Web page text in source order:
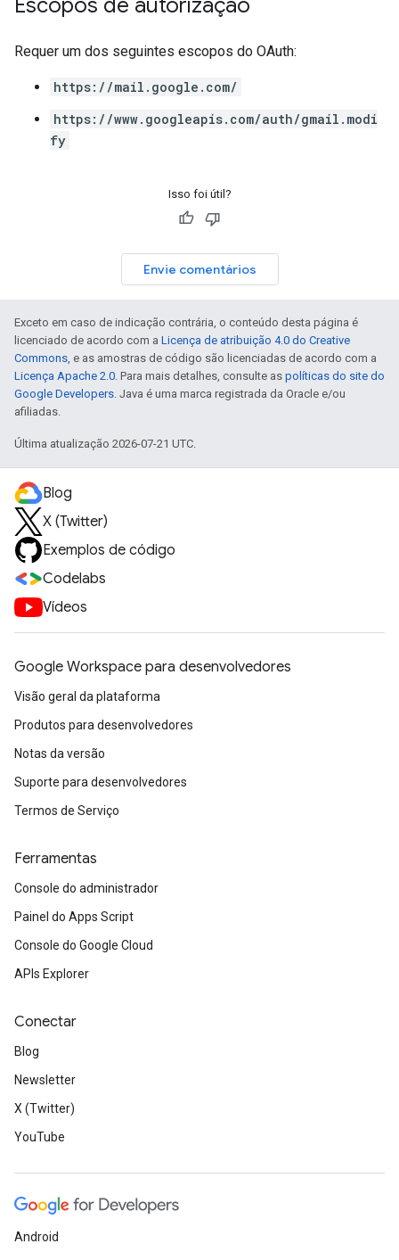
Escopos de autorização
Requer um dos seguintes escopos do OAuth:
https://mail.google.com/
https://www.googleapis.com/auth/gmail.modi
fy
Isso foi útil?
Envie comentários
Exceto em caso de indicação contrária, o conteúdo desta página é
licenciado de acordo com a Licença de atribuição 4.0 do Creative
Commons, e as amostras de código são licenciadas de acordo com a
Licença Apache 2.0. Para mais detalhes, consulte as políticas do site do
Google Developers. Java é uma marca registrada da Oracle e/ou
afiliadas.
Última atualização 2026-07-21 UTC.
Blog
X (Twitter)
Exemplos de código
Codelabs
Vídeos
Google Workspace para desenvolvedores
Visão geral da plataforma
Produtos para desenvolvedores
Notas da versão
Suporte para desenvolvedores
Termos de Serviço
Ferramentas
Console do administrador
Painel do Apps Script
Console do Google Cloud
APIs Explorer
Conectar
Blog
Newsletter
X (Twitter)
YouTube
Android